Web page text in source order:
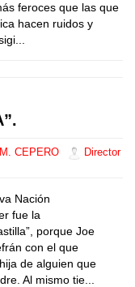
feroces que las que
hacen ruidos y
CEPERO
Director
Nación
fue la
porque Joe
con el que
de alguien que
Al mismo tie...